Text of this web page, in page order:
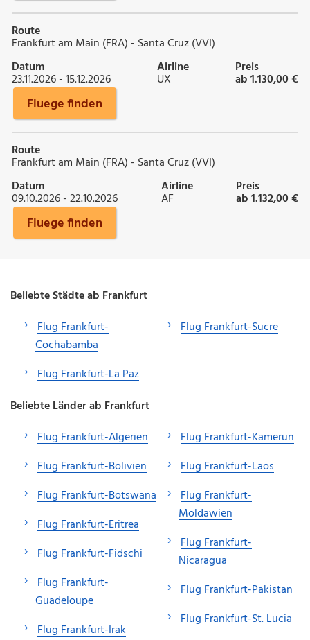
Route
Frankfurt am Main (FRA) - Santa Cruz (VVI)
Datum
23.11.2026 - 15.12.2026
Airline
UX
Preis
ab 1.130,00 €
Fluege finden
Route
Frankfurt am Main (FRA) - Santa Cruz (VVI)
Datum
09.10.2026 - 22.10.2026
Airline
AF
Preis
ab 1.132,00 €
Fluege finden
Beliebte Städte ab Frankfurt
Flug Frankfurt-
Cochabamba
Flug Frankfurt-La Paz
Flug Frankfurt-Sucre
Beliebte Länder ab Frankfurt
Flug Frankfurt-Algerien
Flug Frankfurt-Bolivien
Flug Frankfurt-Botswana
Flug Frankfurt-Eritrea
Flug Frankfurt-Fidschi
Flug Frankfurt-
Guadeloupe
Flug Frankfurt-Irak
Flug Frankfurt-Kamerun
Flug Frankfurt-Laos
Flug Frankfurt-
Moldawien
Flug Frankfurt-
Nicaragua
Flug Frankfurt-Pakistan
Flug Frankfurt-St. Lucia